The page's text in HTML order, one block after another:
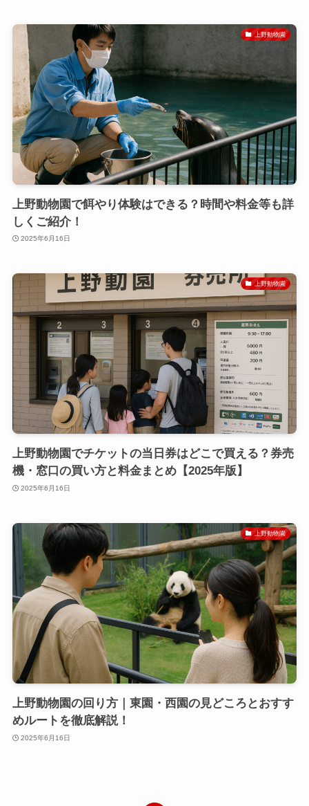
上野動物園
上野動物園で餌やり体験はできる？時間や料金等も詳
しくご紹介！
2025年6月16日
上野動物園
上野動物園でチケットの当日券はどこで買える？券売
機・窓口の買い方と料金まとめ【2025年版】
2025年6月16日
上野動物園
上野動物園の回り方｜東園・西園の見どころとおすす
めルートを徹底解説！
2025年6月16日